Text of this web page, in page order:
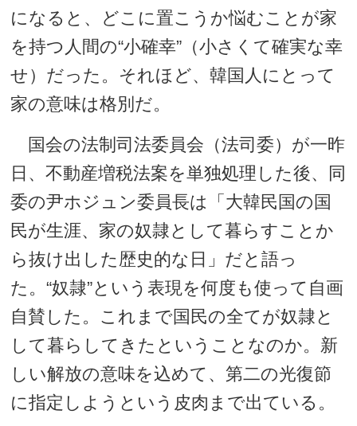
になると、どこに置こうか悩むことが家
を持つ人間の“小確幸”（小さくて確実な幸
せ）だった。それほど、韓国人にとって
家の意味は格別だ。
国会の法制司法委員会（法司委）が一昨
日、不動産増税法案を単独処理した後、同
委の尹ホジュン委員長は「大韓民国の国
民が生涯、家の奴隷として暮らすことか
ら抜け出した歴史的な日」だと語っ
た。“奴隷”という表現を何度も使って自画
自賛した。これまで国民の全てが奴隷と
して暮らしてきたということなのか。新
しい解放の意味を込めて、第二の光復節
に指定しようという皮肉まで出ている。